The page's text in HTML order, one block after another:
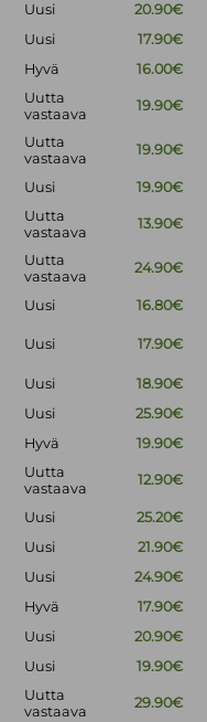
Uusi
20.90€
Uusi
17.90€
Hyvä 16.00€
Uutta
vastaava
19.90€
Uutta
vastaava
19.90€
Uusi 19.90€
Uutta
vastaava
13.90€
Uutta
vastaava
24.90€
Uusi
16.80€
Uusi 17.90€
Uusi
18.90€
Uusi
25.90€
Hyvä 19.90€
Uutta
vastaava
12.90€
Uusi
25.20€
Uusi
21.90€
Uusi
24.90€
Hyvä
17.90€
Uusi
20.90€
Uusi 19.90€
Uutta
vastaava
29.90€